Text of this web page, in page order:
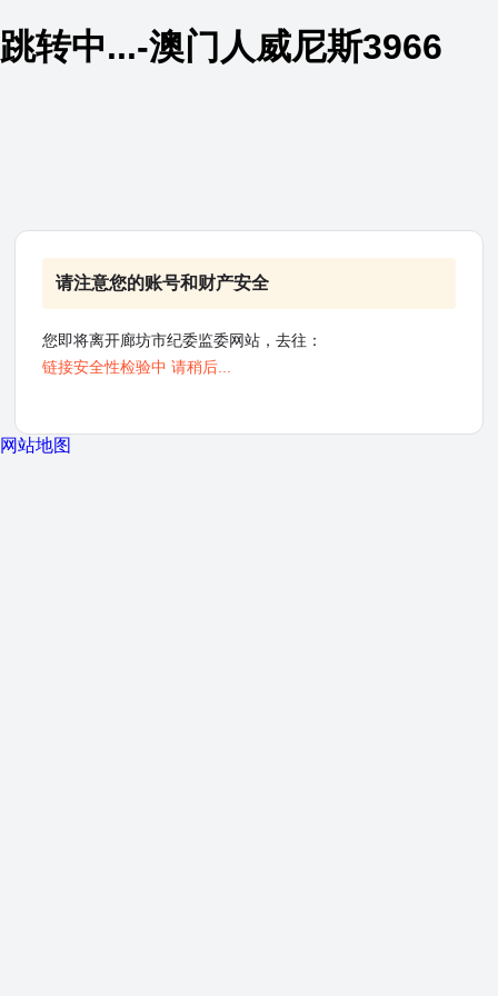
跳转中...-澳门人威尼斯3966
请注意您的账号和财产安全
您即将离开廊坊市纪委监委网站，去往：
链接安全性检验中 请稍后...
网站地图